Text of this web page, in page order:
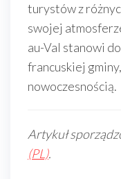
turystów z
swojej
au-Val stanowi
francuskiej
nowoczesnością.
Artykuł
(PL).